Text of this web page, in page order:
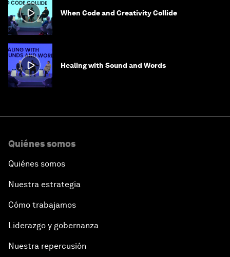
When Code and Creativity Collide
Healing with Sound and Words
Quiénes somos
Quiénes somos
Nuestra estrategia
Cómo trabajamos
Liderazgo y gobernanza
Nuestra repercusión